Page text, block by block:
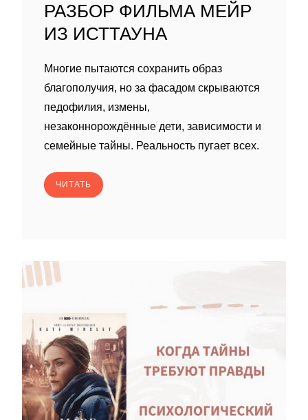
РАЗБОР ФИЛЬМА МЕЙР
ИЗ ИСТТАУНА
Многие пытаются сохранить образ
благополучия, но за фасадом скрываются
педофилия, измены,
незаконнорождённые дети, зависимости и
семейные тайны. Реальность пугает всех.
ЧИТАТЬ